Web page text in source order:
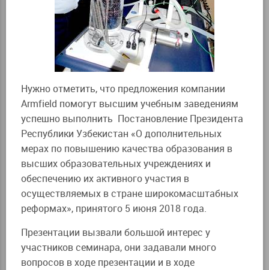
Нужно отметить, что предложения компании
Armfield помогут высшим учебным заведениям
успешно выполнить Постановление Президента
Республики Узбекистан «О дополнительных
мерах по повышению качества образования в
высших образовательных учреждениях и
обеспечению их активного участия в
осуществляемых в стране широкомасштабных
реформах», принятого 5 июня 2018 года.
Презентации вызвали большой интерес у
участников семинара, они задавали много
вопросов в ходе презентации и в ходе